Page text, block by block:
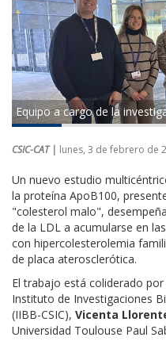
Equipo a cargo de la
CSIC-CAT | lunes, 3 de febrero de
Un nuevo estudio
la proteína ApoB100,
"colesterol malo",
de la LDL a acumularse en
con hipercolesterolemia
de placa aterosclerótica.
El trabajo está coliderado por
Instituto de Investigaciones
(IIBB-CSIC), Vicenta
Universidad Toulouse Paul